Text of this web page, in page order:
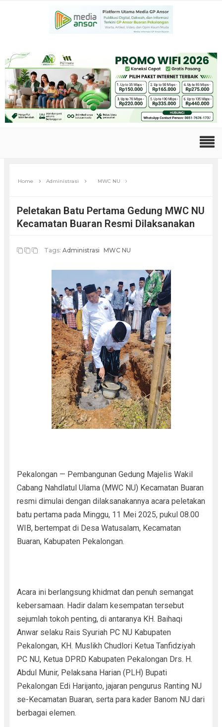
Home Administrasi MWC NU
Peletakan Batu Pertama Gedung MWC NU
Kecamatan Buaran Resmi Dilaksanakan
Tags: Administrasi MWC NU
Pekalongan — Pembangunan Gedung Majelis Wakil
Cabang Nahdlatul Ulama (MWC NU) Kecamatan Buaran
resmi dimulai dengan dilaksanakannya acara peletakan
batu pertama pada Minggu, 11 Mei 2025, pukul 08.00
WIB, bertempat di Desa Watusalam, Kecamatan
Buaran, Kabupaten Pekalongan.
Acara ini berlangsung khidmat dan penuh semangat
kebersamaan. Hadir dalam kesempatan tersebut
sejumlah tokoh penting, di antaranya KH. Baihaqi
Anwar selaku Rais Syuriah PC NU Kabupaten
Pekalongan, KH. Muslikh Chudlori Ketua Tanfidziyah
PC NU, Ketua DPRD Kabupaten Pekalongan Drs. H.
Abdul Munir, Pelaksana Harian (PLH) Bupati
Pekalongan Edi Harijanto, jajaran pengurus Ranting NU
se-Kecamatan Buaran, serta para kader Banom NU dari
berbagai elemen.